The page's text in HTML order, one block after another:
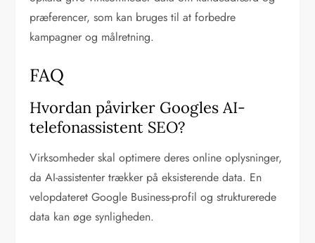
præferencer, som kan bruges til at forbedre
kampagner og målretning.
FAQ
Hvordan påvirker Googles AI-
telefonassistent SEO?
Virksomheder skal optimere deres online oplysninger,
da AI-assistenter trækker på eksisterende data. En
velopdateret Google Business-profil og strukturerede
data kan øge synligheden.